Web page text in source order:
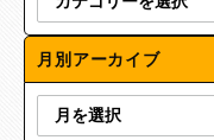
月別アーカイブ